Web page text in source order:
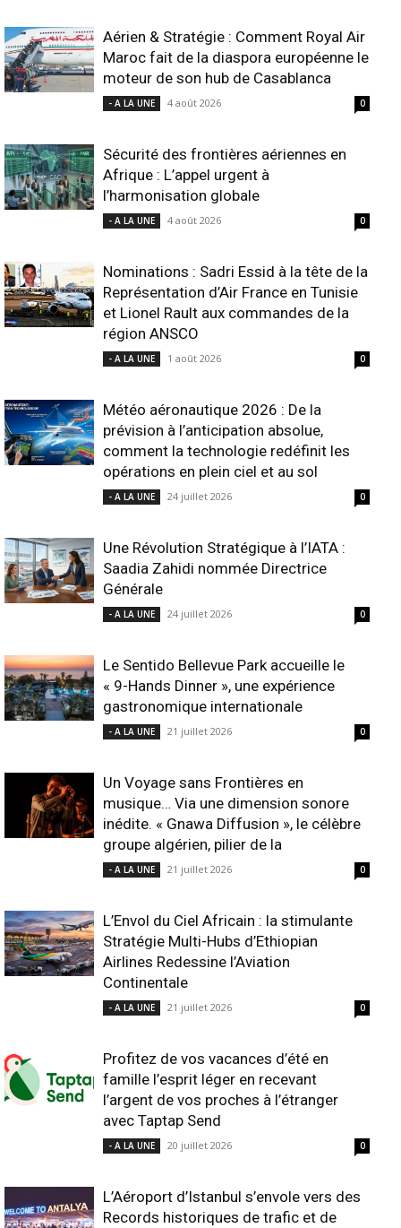
Aérien & Stratégie : Comment Royal Air
Maroc fait de la diaspora européenne le
moteur de son hub de Casablanca
- A LA UNE 4 août 2026 0
Sécurité des frontières aériennes en
Afrique : L’appel urgent à
l’harmonisation globale
- A LA UNE 4 août 2026 0
Nominations : Sadri Essid à la tête de la
Représentation d’Air France en Tunisie
et Lionel Rault aux commandes de la
région ANSCO
- A LA UNE 1 août 2026 0
Météo aéronautique 2026 : De la
prévision à l’anticipation absolue,
comment la technologie redéfinit les
opérations en plein ciel et au sol
- A LA UNE 24 juillet 2026 0
Une Révolution Stratégique à l’IATA :
Saadia Zahidi nommée Directrice
Générale
- A LA UNE 24 juillet 2026 0
Le Sentido Bellevue Park accueille le
« 9-Hands Dinner », une expérience
gastronomique internationale
- A LA UNE 21 juillet 2026 0
Un Voyage sans Frontières en
musique… Via une dimension sonore
inédite. « Gnawa Diffusion », le célèbre
groupe algérien, pilier de la
- A LA UNE 21 juillet 2026 0
L’Envol du Ciel Africain : la stimulante
Stratégie Multi-Hubs d’Ethiopian
Airlines Redessine l’Aviation
Continentale
- A LA UNE 21 juillet 2026 0
Profitez de vos vacances d’été en
famille l’esprit léger en recevant
l’argent de vos proches à l’étranger
avec Taptap Send
- A LA UNE 20 juillet 2026 0
L’Aéroport d’Istanbul s’envole vers des
Records historiques de trafic et de